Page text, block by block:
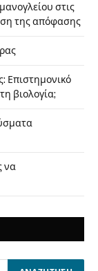
στις
της απόφασης
Επιστημονικό
βιολογία;
να